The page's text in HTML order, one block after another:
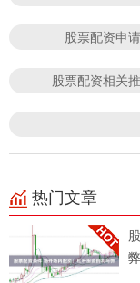
股票配资申请
股票配资相关
热门文章
弊